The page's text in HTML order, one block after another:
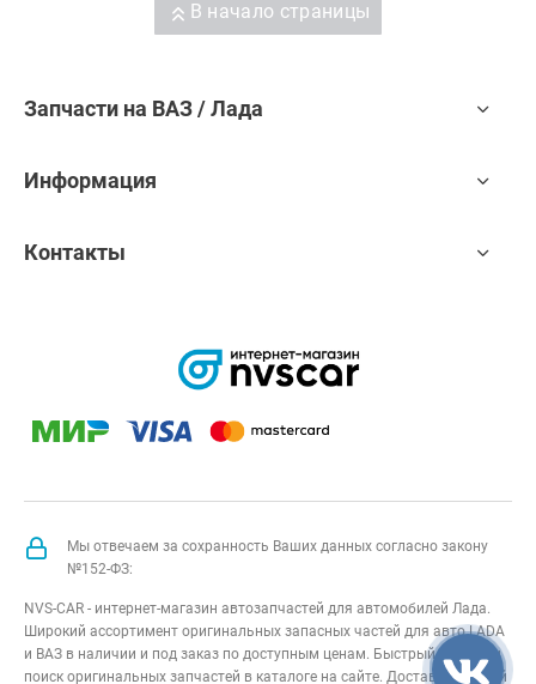
В начало страницы
Запчасти на ВАЗ / Лада
Информация
Контакты
Мы отвечаем за сохранность Ваших данных согласно закону
№152-ФЗ:
NVS-CAR - интернет-магазин автозапчастей для автомобилей Лада.
Широкий ассортимент оригинальных запасных частей для авто LADA
и ВАЗ в наличии и под заказ по доступным ценам. Быстрый подбор и
поиск оригинальных запчастей в каталоге на сайте. Доставка по всей